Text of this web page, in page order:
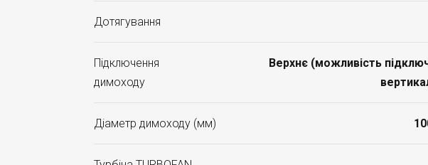
Дотягування
Підключення
димоходу
Верхнє (можливість
Діаметр димоходу (мм)